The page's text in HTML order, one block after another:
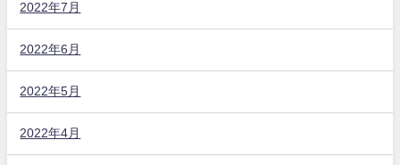
2022年7月
2022年6月
2022年5月
2022年4月